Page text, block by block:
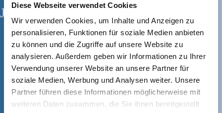
Diese Webseite verwendet Cookies
Wir verwenden Cookies, um Inhalte und Anzeigen zu
personalisieren, Funktionen für soziale Medien anbieten
zu können und die Zugriffe auf unsere Website zu
analysieren. Außerdem geben wir Informationen zu Ihrer
Verwendung unserer Website an unsere Partner für
soziale Medien, Werbung und Analysen weiter. Unsere
Partner führen diese Informationen möglicherweise mit
weiteren Daten zusammen, die Sie ihnen bereitgestellt
Jetzt Termin vereinbaren!
Mo, Mi, Do 08:00 – 18:00 Uhr
Di
08:00 – 19:00 Uhr
Fr
08:00 – 17:00 Uhr
TERMIN VEREINBAREN